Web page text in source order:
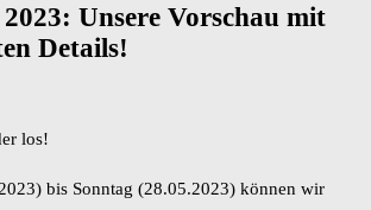
Unsere Vorschau mit
Details!
los!
bis Sonntag (28.05.2023) können wir